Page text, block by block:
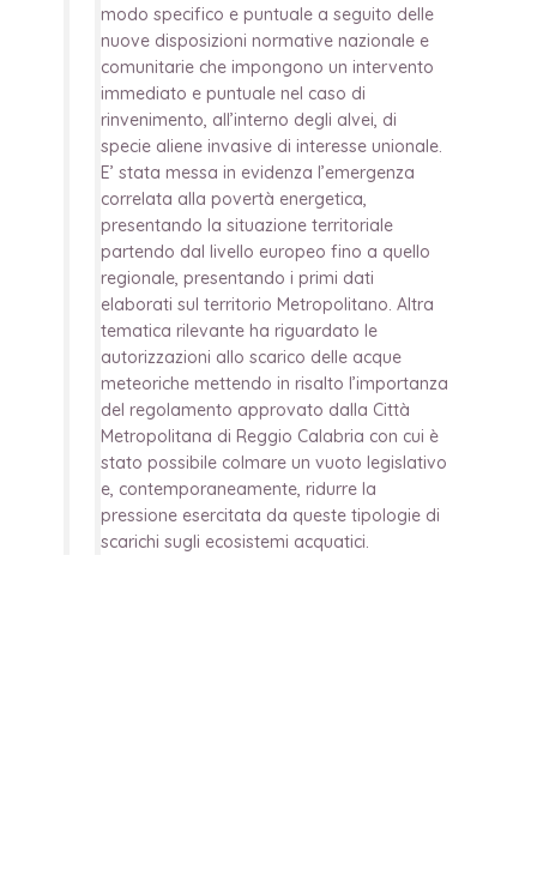
modo specifico e puntuale a seguito delle
nuove disposizioni normative nazionale e
comunitarie che impongono un intervento
immediato e puntuale nel caso di
rinvenimento, all’interno degli alvei, di
specie aliene invasive di interesse unionale.
E’ stata messa in evidenza l’emergenza
correlata alla povertà energetica,
presentando la situazione territoriale
partendo dal livello europeo fino a quello
regionale, presentando i primi dati
elaborati sul territorio Metropolitano. Altra
tematica rilevante ha riguardato le
autorizzazioni allo scarico delle acque
meteoriche mettendo in risalto l’importanza
del regolamento approvato dalla Città
Metropolitana di Reggio Calabria con cui è
stato possibile colmare un vuoto legislativo
e, contemporaneamente, ridurre la
pressione esercitata da queste tipologie di
scarichi sugli ecosistemi acquatici.